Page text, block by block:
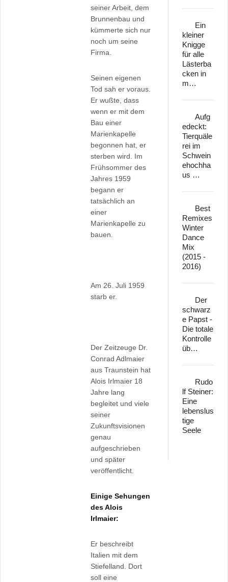
seiner Arbeit, dem
Brunnenbau und
kümmerte sich nur
noch um seine
Firma.
Seinen eigenen
Tod sah er voraus.
Er wußte, dass
wenn er mit dem
Bau einer
Marienkapelle
begonnen hat, er
sterben wird. Im
Frühsommer des
Jahres 1959
begann er
tatsächlich an
einer
Marienkapelle zu
bauen.
Am 26. Juli 1959
starb er.
Der Zeitzeuge Dr.
Conrad Adlmaier
aus Traunstein hat
Alois Irlmaier 18
Jahre lang
begleitet und viele
seiner
Zukunftsvisionen
genau
aufgeschrieben
und später
veröffentlicht.
Einige Sehungen
des Alois
Irlmaier:
Er beschreibt
Italien mit dem
Stiefelland. Dort
soll eine
Ein
kleiner
Knigge
für alle
Lästerba
cken in
m…
Aufg
edeckt:
Tierquäle
rei im
Schwein
ehochha
us …
Best
Remixes
Winter
Dance
Mix
(2015 -
2016)
Der
schwarz
e Papst -
Die totale
Kontrolle
üb…
Rudo
lf Steiner:
Eine
lebenslus
tige
Seele